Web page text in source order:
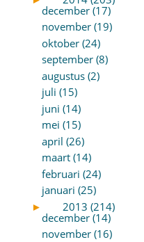
december (17)
november (19)
oktober (24)
september (8)
augustus (2)
juli (15)
juni (14)
mei (15)
april (26)
maart (14)
februari (24)
januari (25)
►
2013 (214)
december (14)
november (16)